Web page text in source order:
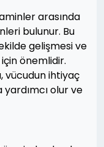
arasında
bulunur. Bu
gelişmesi ve
önemlidir.
vücudun ihtiyaç
olur ve